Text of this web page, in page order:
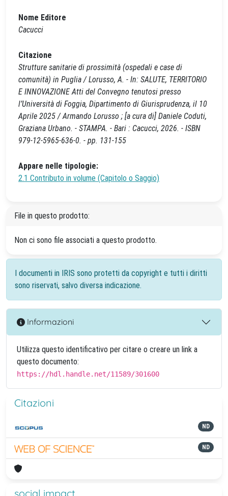
Nome Editore
Cacucci
Citazione
Strutture sanitarie di prossimità (ospedali e case di
comunità) in Puglia / Lorusso, A. - In: SALUTE, TERRITORIO
E INNOVAZIONE Atti del Convegno tenutosi presso
l’Università di Foggia, Dipartimento di Giurisprudenza, il 10
Aprile 2025 / Armando Lorusso ; [a cura di] Daniele Coduti,
Graziana Urbano. - STAMPA. - Bari : Cacucci, 2026. - ISBN
979-12-5965-636-0. - pp. 131-155
Appare nelle tipologie:
2.1 Contributo in volume (Capitolo o Saggio)
File in questo prodotto:
Non ci sono file associati a questo prodotto.
I documenti in IRIS sono protetti da copyright e tutti i diritti
sono riservati, salvo diversa indicazione.
Informazioni
Utilizza questo identificativo per citare o creare un link a
questo documento:
https://hdl.handle.net/11589/301600
Citazioni
ND
ND
social impact